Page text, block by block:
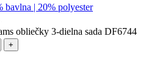
bavlna | 20% polyester
obliečky 3-dielna sada DF6744